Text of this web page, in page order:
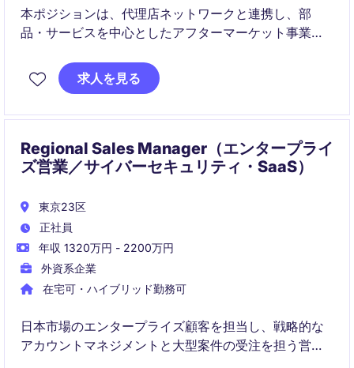
本ポジションは、代理店ネットワークと連携し、部
品・サービスを中心としたアフターマーケット事業の
チームとの協働を通じて、顧客価値の最大化と売上成
長を実現します。
求人を見る
Regional Sales Manager（エンタープライ
ズ営業／サイバーセキュリティ・SaaS）
東京23区
正社員
年収 1320万円 - 2200万円
外資系企業
在宅可・ハイブリッド勤務可
日本市場のエンタープライズ顧客を担当し、戦略的な
アカウントマネジメントと大型案件の受注を担う営業